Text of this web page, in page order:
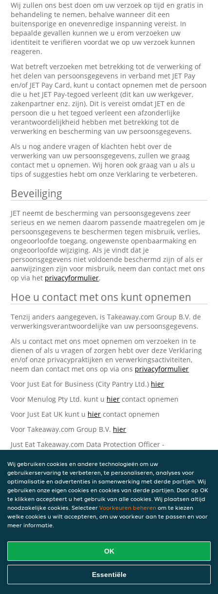
Wij zullen ons best doen om uw verzoek op tijd en gratis in
behandeling te nemen, behalve wanneer dit een
buitensporige en onevenredige inspanning vereist. In
bepaalde gevallen kunnen we u erom verzoeken uw
identiteit te verifiëren voordat we op uw verzoek kunnen
reageren.
Wat betreft verzoeken met betrekking tot de verwerking of
het delen van persoonsgegevens in verband met JET Pay
en/of JET Pay Card, kunt u contact opnemen met de persoon
die u het JET Pay-tegoed verleent (dit kan uw werkgever,
zakenpartner enz. zijn). Dit is vereist omdat JET en de
persoon die u het tegoed verleent een afzonderlijke
verantwoordelijkheid hebben met betrekking tot de
verwerking en bescherming van uw persoonsgegevens.
Als u nog andere vragen of klachten hebt over de
verwerking van uw persoonsgegevens, zullen we graag
contact met u opnemen. Wij horen ook graag van u als u
tips of suggesties hebt om onze Verklaring te verbeteren.
Beveiliging
JET neemt de bescherming van persoonsgegevens zeer
serieus en we nemen daarom passende maatregelen om je
persoonsgegevens te beschermen tegen misbruik, verlies,
ongeoorloofde toegang, ongewenste openbaarmaking en
ongeoorloofde wijziging. Als je vindt dat je
persoonsgegevens niet voldoende beschermd zijn of als er
aanwijzingen zijn voor misbruik, neem dan contact met ons
op via het privacyformulier.
Hoe u contact met ons kunt opnemen
Tenzij anders aangegeven, is Takeaway.com Group B.V. de
verwerkingsverantwoordelijke van uw persoonsgegevens.
Als u contact met ons moet opnemen om verzoeken in te
dienen of als u vragen of zorgen hebt over deze Verklaring
en/of onze privacypraktijken en verwerkingsactiviteiten,
neem dan contact met ons op via ons privacyformulier
Voor Just Eat for Business (City Pantry Ltd.) hier
Voor Menulog Pty Ltd. kunt u hier contact opnemen
Voor Just Eat UK kunt u hier contact opnemen
Voor Takeaway.com Group B.V. hier
Just Eat Takeaway.com Data Protection Officer -
Piet Heinkade 61
1019 GM Amsterdam
Nederland
Bijgewerkte versies van deze
Privacyverklaring
Wij kunnen deze Verklaring van tijd tot tijd bijwerken als
reactie op veranderende juridische, technische of zakelijke
ontwikkelingen. Wanneer wij onze Privacyverklaring
bijwerken, zullen wij passende maatregelen nemen om u
op de hoogte te brengen, in overeenstemming met het
Wij gebruiken cookies en andere technologieën om uw
gebruikerservaring te verbeteren, te personaliseren, analyses voor
optimalisatie en advertenties in samenwerking met derde partijen. Wij
gebruiken onze eigen cookies en cookies van derde partijen. Door op OK
te klikken accepteert u het gebruik van alle cookies. Wij plaatsen altijd
noodzakelijke cookies. Selecteer Voorkeuren beheren om te kiezen
welke cookies u wilt accepteren, om uw voorkeur aan te passen en voor
meer informatie.
OK
Essentiële